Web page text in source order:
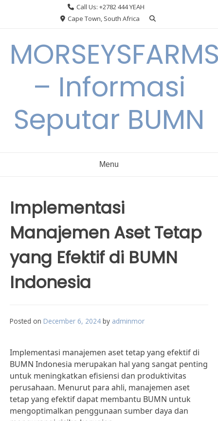
Call Us: +2782 444 YEAH
Cape Town, South Africa
– Informasi
Seputar BUMN
Menu
Implementasi
Manajemen Aset Tetap
yang Efektif di BUMN
Indonesia
Posted on December 6, 2024 by adminmor
Implementasi manajemen aset tetap yang efektif di
BUMN Indonesia merupakan hal yang sangat penting
untuk meningkatkan efisiensi dan produktivitas
perusahaan. Menurut para ahli, manajemen aset
tetap yang efektif dapat membantu BUMN untuk
mengoptimalkan penggunaan sumber daya dan